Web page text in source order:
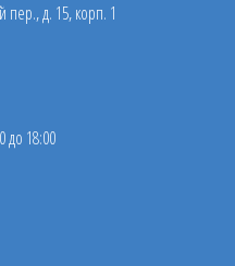
пер., д. 15, корп. 1
до 18:00